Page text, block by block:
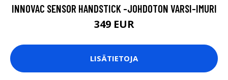
INNOVAC SENSOR HANDSTICK -JOHDOTON VARSI-IMURI
349 EUR
LISÄTIETOJA